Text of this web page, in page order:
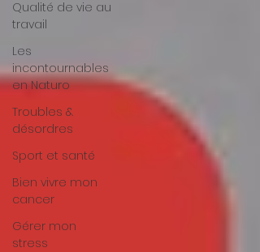
Qualité de vie au
travail
Les
incontournables
en Naturo
Troubles &
désordres
Sport et santé
Bien vivre mon
cancer
Gérer mon
stress